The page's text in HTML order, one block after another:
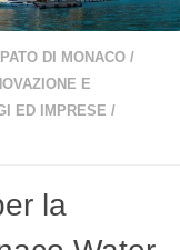
DI MONACO /
E
ED IMPRESE /
la